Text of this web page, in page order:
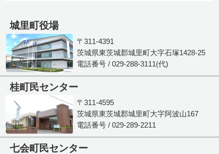
城里町役場
〒311-4391
茨城県東茨城郡城里町大字石塚1428-25
電話番号 / 029-288-3111(代)
桂町民センター
〒311-4595
茨城県東茨城郡城里町大字阿波山167
電話番号 / 029-289-2211
七会町民センター